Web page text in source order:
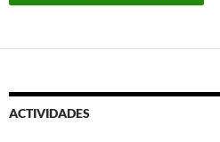
ACTIVIDADES